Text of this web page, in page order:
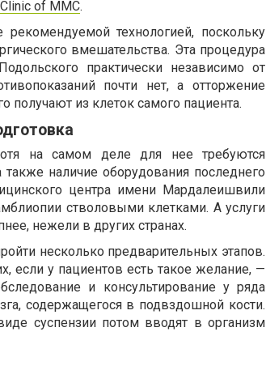
of MMC.
рекомендуемой технологией, поскольку
вмешательства. Эта процедура
практически независимо от
почти нет, а отторжение
получают из клеток самого пациента.
на самом деле для нее требуются
наличие оборудования последнего
центра имени Мардалеишвили
стволовыми клетками. А услуги
нежели в других странах.
несколько предварительных этапов.
если у пациентов есть такое желание, —
и консультирование у ряда
содержащегося в подвздошной кости.
суспензии потом вводят в организм